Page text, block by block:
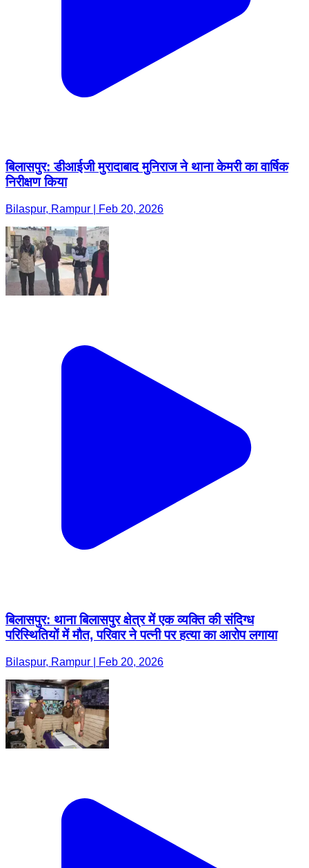
बिलासपुर: डीआईजी मुरादाबाद मुनिराज ने थाना केमरी का वार्षिक
निरीक्षण किया
Bilaspur, Rampur | Feb 20, 2026
बिलासपुर: थाना बिलासपुर क्षेत्र में एक व्यक्ति की संदिग्ध
परिस्थितियों में मौत, परिवार ने पत्नी पर हत्या का आरोप लगाया
Bilaspur, Rampur | Feb 20, 2026